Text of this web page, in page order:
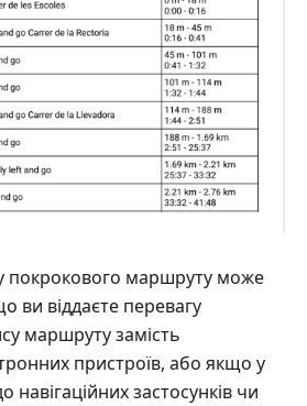
покрокового маршруту може
ви віддаєте перевагу
маршруту замість
пристроїв, або якщо у
навігаційних застосунків чи